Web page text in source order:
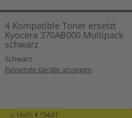
4 Kompatible Toner ersetzt
Kyocera 370AB000 Multipack
schwarz
Schwarz
Passende Geräte anzeigen
o. MwSt. € 154,61